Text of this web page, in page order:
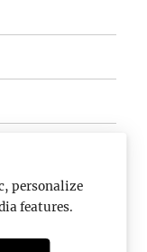
inferior
personalize
features.